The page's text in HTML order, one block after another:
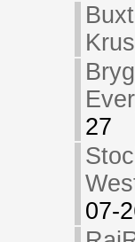
27
07-